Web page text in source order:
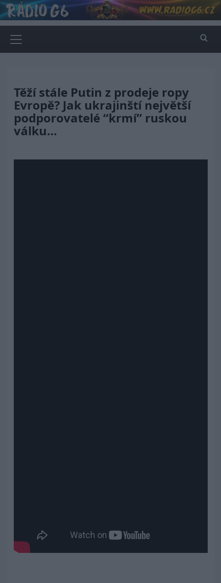
Skip
to
content
Menu
Těží stále Putin z prodeje ropy
Evropě? Jak ukrajinští největší
podporovatelé “krmí” ruskou
válku…